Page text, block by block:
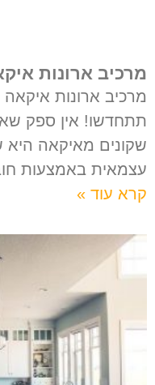
מרכיב ארונות
מרכיב ארונות
תתחדשו! אין ספק
שקונים מאיקאה היא
עצמאית באמצעות
קרא עוד »